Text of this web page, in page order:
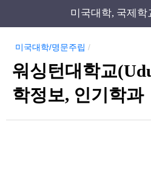
미국대학, 국제학
미국대학/명문주립 /
워싱턴대학교
학정보, 인기학과